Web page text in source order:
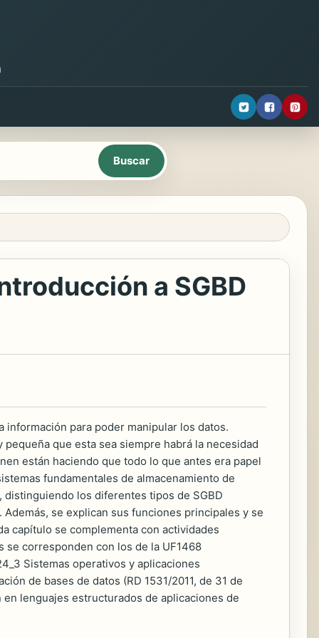
a SGBD
para poder manipular los datos.
que esta sea siempre habrá la necesidad
están haciendo que todo lo que antes era papel
fundamentales de almacenamiento de
los diferentes tipos de SGBD
se explican sus funciones principales y se
capítulo se complementa con actividades
corresponden con los de la UF1468
Sistemas operativos y aplicaciones
de bases de datos (RD 1531/2011, de 31 de
lenguajes estructurados de aplicaciones de